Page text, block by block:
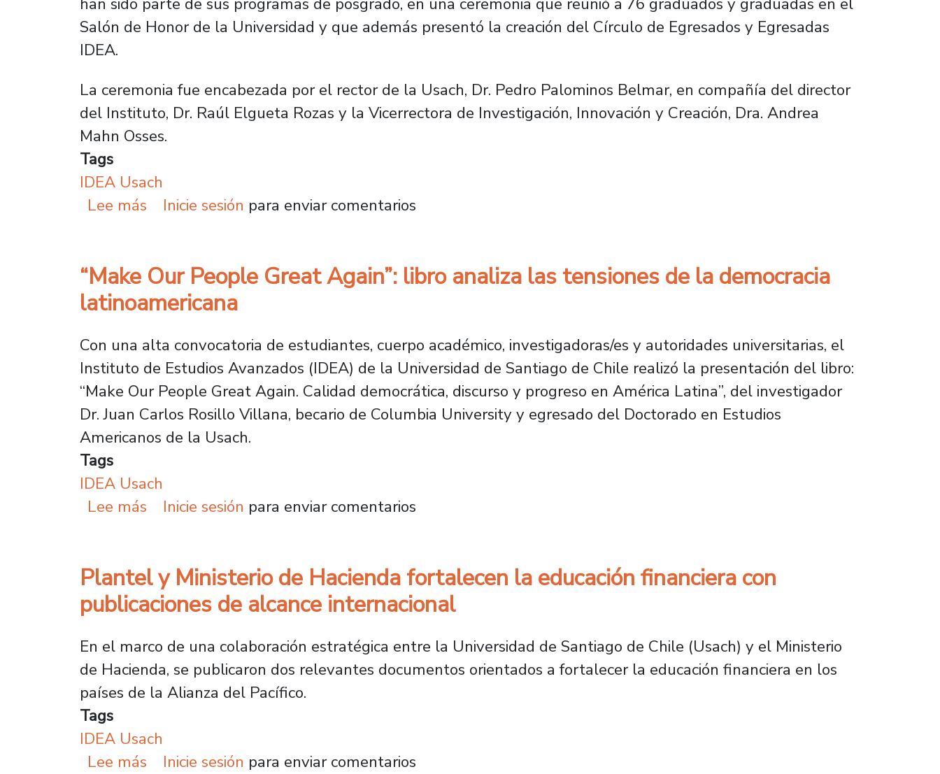
Salón de Honor de la Universidad y que además presentó la creación del Círculo de Egresados y Egresadas
IDEA.
La ceremonia fue encabezada por el rector de la Usach, Dr. Pedro Palominos Belmar, en compañía del director
del Instituto, Dr. Raúl Elgueta Rozas y la Vicerrectora de Investigación, Innovación y Creación, Dra. Andrea
Mahn Osses.
Tags
IDEA Usach
Lee más sobre IDEA distingue a 76 ex estudiantes y celebra creación de Círculo de Egresados y Egresadas
Inicie sesión para enviar comentarios
“Make Our People Great Again”: libro analiza las tensiones de la democracia
latinoamericana
Con una alta convocatoria de estudiantes, cuerpo académico, investigadoras/es y autoridades universitarias, el
Instituto de Estudios Avanzados (IDEA) de la Universidad de Santiago de Chile realizó la presentación del libro:
“Make Our People Great Again. Calidad democrática, discurso y progreso en América Latina”, del investigador
Dr. Juan Carlos Rosillo Villana, becario de Columbia University y egresado del Doctorado en Estudios
Americanos de la Usach.
Tags
IDEA Usach
Lee más sobre “Make Our People Great Again”: libro analiza las tensiones de la democracia latinoamericana
Inicie sesión para enviar comentarios
Plantel y Ministerio de Hacienda fortalecen la educación financiera con
publicaciones de alcance internacional
En el marco de una colaboración estratégica entre la Universidad de Santiago de Chile (Usach) y el Ministerio
de Hacienda, se publicaron dos relevantes documentos orientados a fortalecer la educación financiera en los
países de la Alianza del Pacífico.
Tags
IDEA Usach
Lee más sobre Plantel y Ministerio de Hacienda fortalecen la educación financiera con publicaciones de alcance
Inicie sesión para enviar comentarios